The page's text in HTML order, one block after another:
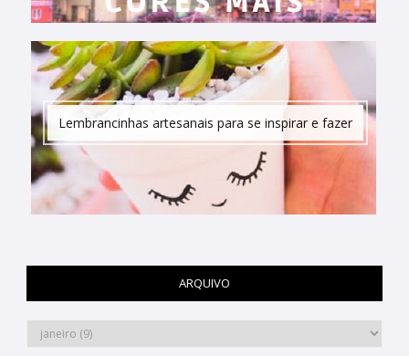
Lembrancinhas artesanais para se inspirar e fazer
ARQUIVO